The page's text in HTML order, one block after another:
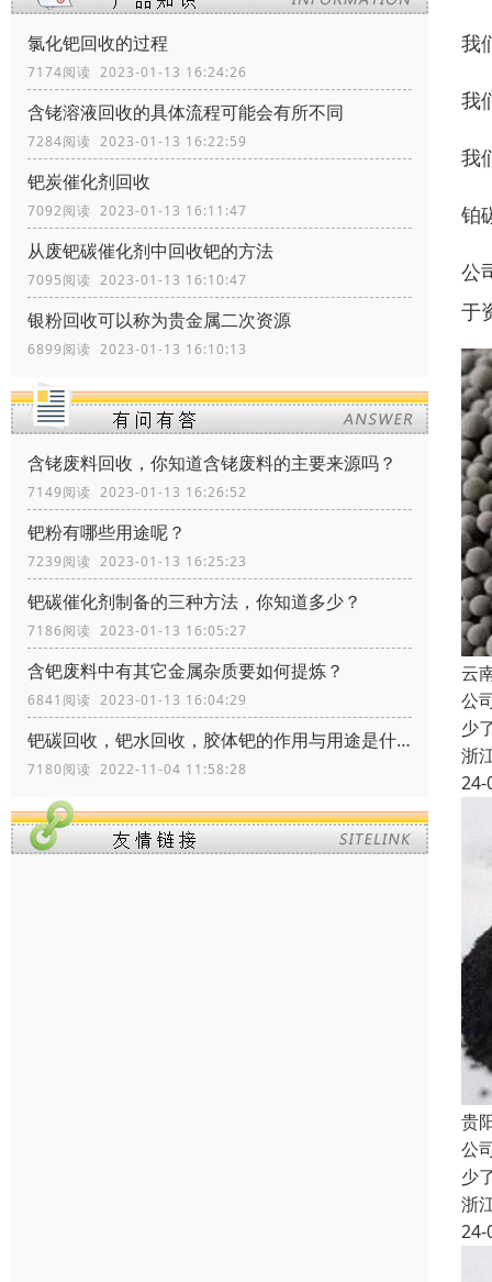
氯化钯回收的过程
7174阅读 2023-01-13 16:24:26
含铑溶液回收的具体流程可能会有所不同
7284阅读 2023-01-13 16:22:59
钯炭催化剂回收
7092阅读 2023-01-13 16:11:47
从废钯碳催化剂中回收钯的方法
7095阅读 2023-01-13 16:10:47
银粉回收可以称为贵金属二次资源
6899阅读 2023-01-13 16:10:13
含铑废料回收，你知道含铑废料的主要来源吗？
7149阅读 2023-01-13 16:26:52
钯粉有哪些用途呢？
7239阅读 2023-01-13 16:25:23
钯碳催化剂制备的三种方法，你知道多少？
7186阅读 2023-01-13 16:05:27
含钯废料中有其它金属杂质要如何提炼？
6841阅读 2023-01-13 16:04:29
钯碳回收，钯水回收，胶体钯的作用与用途是什么
7180阅读 2022-11-04 11:58:28
我
我
我
铂
公
于
云
公
少
浙
24-
贵
公
少
浙
24-